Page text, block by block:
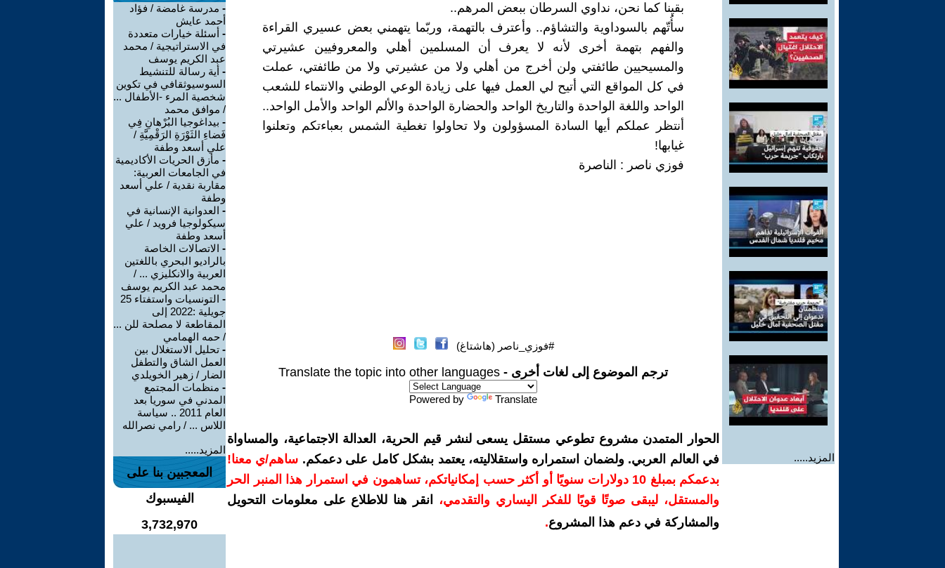
المزيد.....
بقينا كما نحن، نداوي السرطان ببعض المرهم..
سأُتّهم بالسوداوية والتشاؤم.. وأعترف بالتهمة، وربّما يتهمني بعض عسيري القراءة
والفهم بتهمة أخرى لأنه لا يعرف أن المسلمين أهلي والمعروفيين عشيرتي
والمسيحيين طائفتي ولن أخرج من أهلي ولا من عشيرتي ولا من طائفتي، عملت
في كل المواقع التي أتيح لي العمل فيها على زيادة الوعي الوطني والانتماء للشعب
الواحد واللغة الواحدة والتاريخ الواحد والحضارة الواحدة والألم الواحد والأمل الواحد..
أنتظر عملكم أيها السادة المسؤولون ولا تحاولوا تغطية الشمس بعباءتكم وتعلنوا
غيابها!
فوزي ناصر : الناصرة
#فوزي_ناصر (هاشتاغ)
ترجم الموضوع إلى لغات أخرى - Translate the topic into other languages
Powered by Translate
الحوار المتمدن مشروع تطوعي مستقل يسعى لنشر قيم الحرية، العدالة الاجتماعية، والمساواة
في العالم العربي. ولضمان استمراره واستقلاليته، يعتمد بشكل كامل على دعمكم. ساهم/ي معنا!
بدعمكم بمبلغ 10 دولارات سنويًا أو أكثر حسب إمكانياتكم، تساهمون في استمرار هذا المنبر الحر
والمستقل، ليبقى صوتًا قويًا للفكر اليساري والتقدمي،
انقر هنا للاطلاع على معلومات التحويل
والمشاركة في دعم هذا المشروع.
- مدرسة غامضة / فؤاد
أحمد عايش
- أسئلة خيارات متعددة
في الاستراتيجية / محمد
عبد الكريم يوسف
- أية رسالة للتنشيط
السوسيوثقافي في تكوين
شخصية المرء -الأطفال ...
/ موافق محمد
- بيداغوجيا البُرْهانِ فِي
فَضاءِ الثَوْرَةِ الرَقْمِيَّةِ /
علي أسعد وطفة
- مأزق الحريات الأكاديمية
في الجامعات العربية:
مقاربة نقدية / علي أسعد
وطفة
- العدوانية الإنسانية في
سيكولوجيا فرويد / علي
أسعد وطفة
- الاتصالات الخاصة
بالراديو البحري باللغتين
العربية والانكليزي ... /
محمد عبد الكريم يوسف
-
التونسيات واستفتاء 25
جويلية :2022 إلى
المقاطعة لا مصلحة للن ...
/ حمه الهمامي
- تحليل الاستغلال بين
العمل الشاق والتطفل
الضار / زهير الخويلدي
- منظمات المجتمع
المدني في سوريا بعد
العام 2011 .. سياسة
اللاس ... / رامي نصرالله
المزيد.....
المعجبين بنا على
الفيسبوك
3,732,970